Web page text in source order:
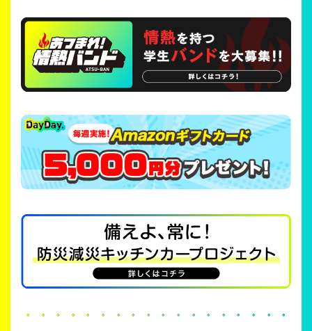
・・・・・・・・・・・・・・・・・・